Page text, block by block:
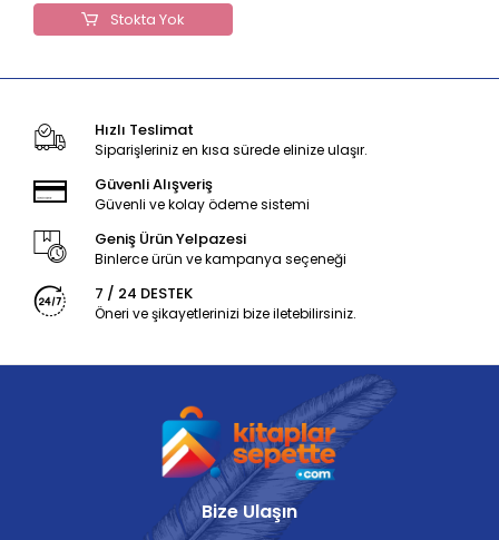
Stokta Yok
Hızlı Teslimat
Siparişleriniz en kısa sürede elinize ulaşır.
Güvenli Alışveriş
Güvenli ve kolay ödeme sistemi
Geniş Ürün Yelpazesi
Binlerce ürün ve kampanya seçeneği
7 / 24 DESTEK
Öneri ve şikayetlerinizi bize iletebilirsiniz.
Bize Ulaşın